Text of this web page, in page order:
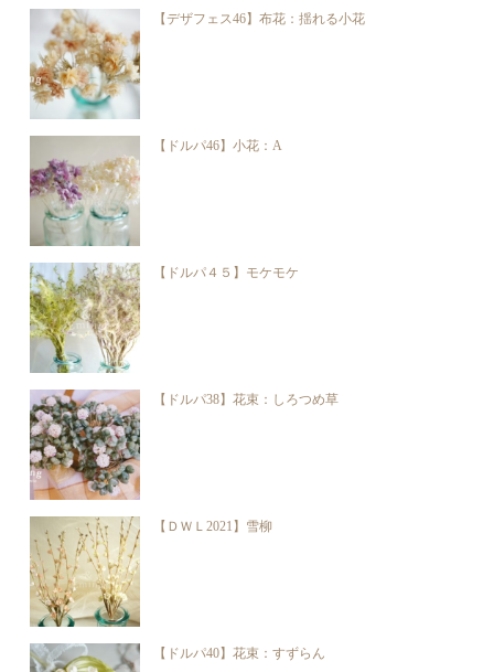
【デザフェス46】布花：揺れる小花
【ドルパ46】小花：A
【ドルパ４５】モケモケ
【ドルパ38】花束：しろつめ草
【ＤＷＬ2021】雪柳
【ドルパ40】花束：すずらん